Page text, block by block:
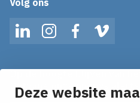
Deze website
LinkedInInstagramFacebookVimeo
Ontvang onze nieuws